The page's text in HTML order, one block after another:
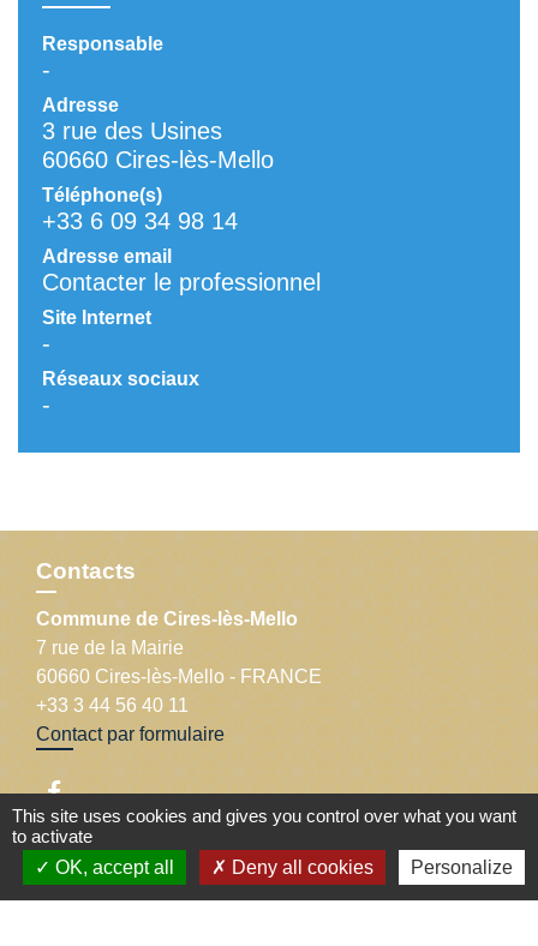
Responsable
-
Adresse
3 rue des Usines
60660 Cires-lès-Mello
Téléphone(s)
+33 6 09 34 98 14
Adresse email
Contacter le professionnel
Site Internet
-
Réseaux sociaux
-
Contacts
Commune de Cires-lès-Mello
7 rue de la Mairie
60660 Cires-lès-Mello - FRANCE
+33 3 44 56 40 11
Contact par formulaire
Liens
This site uses cookies and gives you control over what you want
to activate
OK, accept all
Deny all cookies Personalize